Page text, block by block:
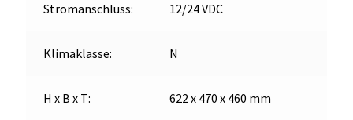
Stromanschluss: 12/24 VDC
Klimaklasse: N
H x B x T: 622 x 470 x 460 mm